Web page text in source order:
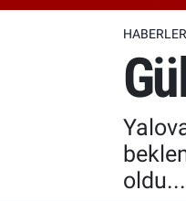
HABERLER
oldu...
Özel Haberler
Özel Haberler
Haber Arşivi